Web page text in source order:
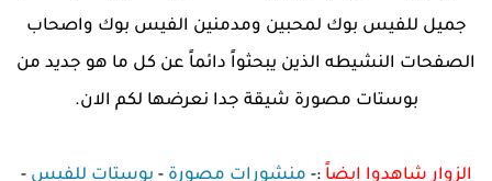
جميل للفيس بوك لمحبين ومدمنين الفيس بوك واصحاب
الصفحات النشيطه الذين يبحثواً دائماً عن كل ما هو جديد من
بوستات مصورة شيقة جدا نعرضها لكم الان.
الزوار شاهدوا ايضاً :- منشورات مصورة - بوستات للفيس -